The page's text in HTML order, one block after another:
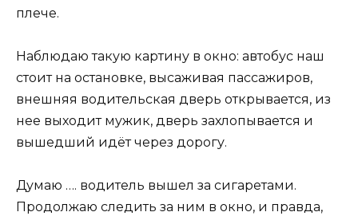
плече.
Наблюдаю такую картину в окно: автобус наш
стоит на остановке, высаживая пассажиров,
внешняя водительская дверь открывается, из
нее выходит мужик, дверь захлопывается и
вышедший идёт через дорогу.
Думаю …. водитель вышел за сигаретами.
Продолжаю следить за ним в окно, и правда,